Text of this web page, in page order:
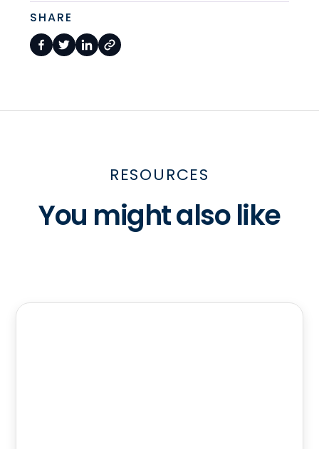
SHARE
RESOURCES
You might also like